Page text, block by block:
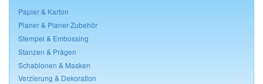
Papier & Karton
Planer & Planer-Zubehör
Stempel & Embossing
Stanzen & Prägen
Schablonen & Masken
Verzierung & Dekoration